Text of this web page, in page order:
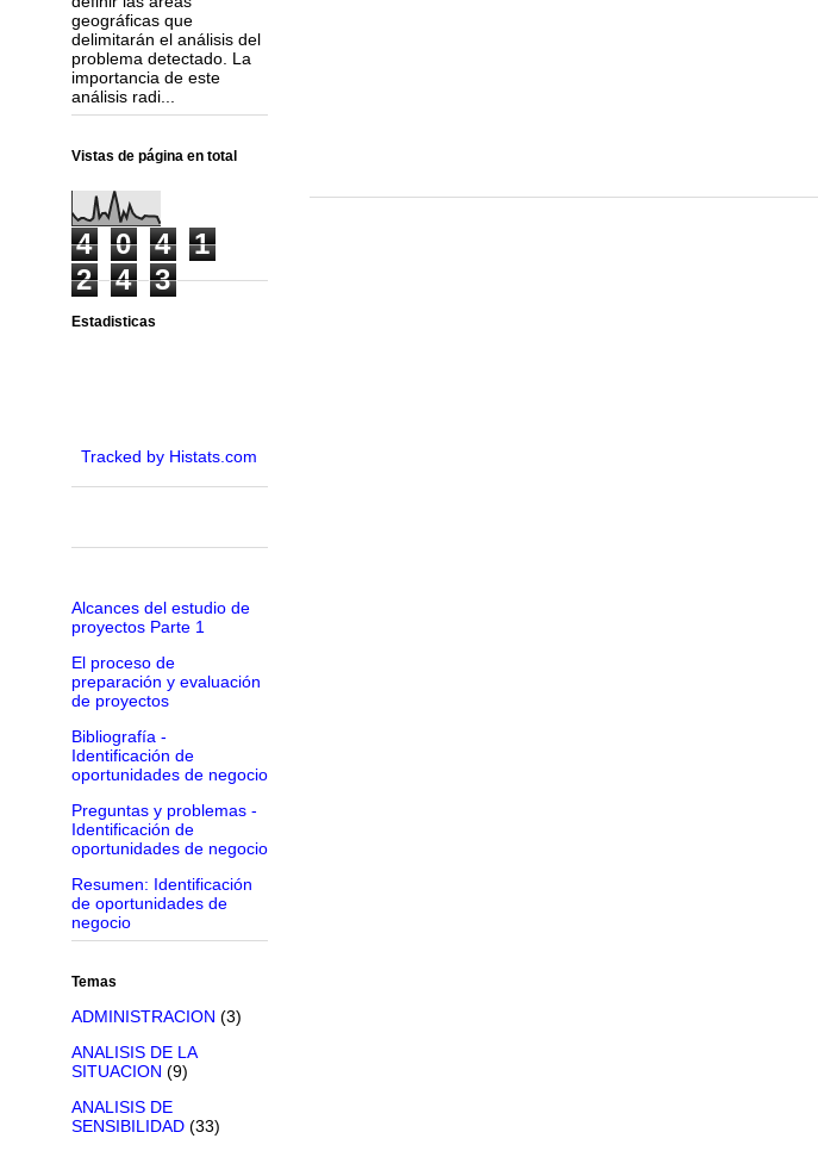
geográficas que
delimitarán el análisis del
problema detectado. La
importancia de este
análisis radi...
Vistas de página en total
4 0 4
1
2
4 3
Estadisticas
Tracked by Histats.com
Alcances del estudio de
proyectos Parte 1
El proceso de
preparación y evaluación
de proyectos
Bibliografía -
Identificación de
oportunidades de negocio
Preguntas y problemas -
Identificación de
oportunidades de negocio
Resumen: Identificación
de oportunidades de
negocio
Temas
ADMINISTRACION (3)
ANALISIS DE LA
SITUACION (9)
ANALISIS DE
SENSIBILIDAD (33)